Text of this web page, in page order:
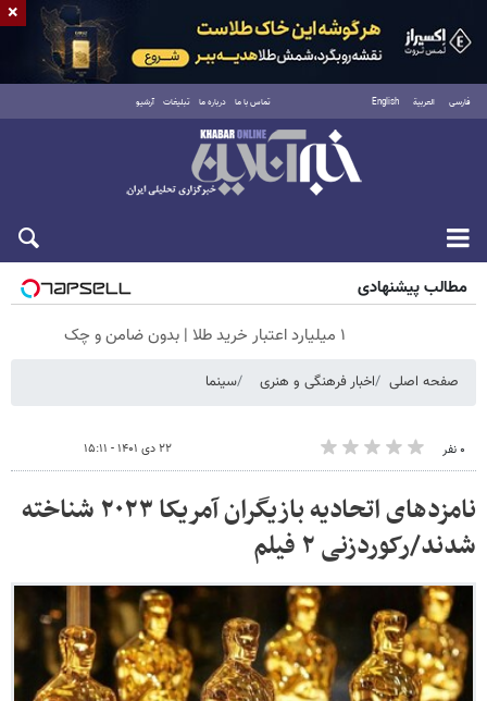
فارسی العربية English تماس با ما درباره ما تبلیغات آرشیو
جمعه ۱۶ مرداد ۱۴۰۵
مطالب پیشنهادی
۱ میلیارد اعتبار خرید طلا | بدون ضامن و چک
صفحه اصلی اخبار فرهنگی و هنری سینما
۰ نفر ۲۲ دی ۱۴۰۱ - ۱۵:۱۱
نامزدهای اتحادیه بازیگران آمریکا ۲۰۲۳ شناخته
شدند/رکوردزنی ۲ فیلم
×